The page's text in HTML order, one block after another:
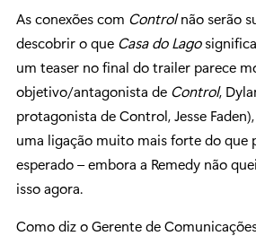
As conexões com Controlnão serão
descobrir o que Casa do Lago
um teaser no final do trailer parece
objetivo/antagonista de Control,
protagonista de Control, Jesse
uma ligação muito mais forte do que
esperado – embora a Remedy não
isso agora.
Como diz o Gerente de